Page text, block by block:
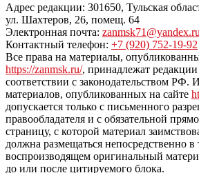
Адрес редакции: 301650, Тульская
ул. Шахтеров, 26, помещ. 64
Электронная почта: zanmsk71@yandex.ru
Контактный телефон: +7 (920) 752-19-92
Все права на материалы,
https://zanmsk.ru/, принадлежат
соответствии с законодательством РФ.
материалов, опубликованных на сайте
допускается только с письменного
правообладателя и с обязательной
страницу, с которой материал
должна размещаться непосредственно в
воспроизводящем оригинальный
до или после цитируемого блока.